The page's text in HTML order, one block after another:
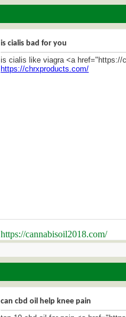
is cialis bad for you
is cialis like viagra <a href="https://
https://chrxproducts.com/
https://cannabisoil2018.com/
can cbd oil help knee pain